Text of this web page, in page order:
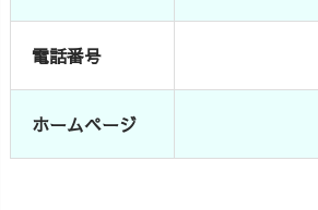
電話番号
ホームページ